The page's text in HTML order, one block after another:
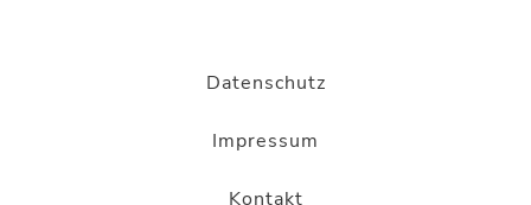
Datenschutz
Impressum
Kontakt